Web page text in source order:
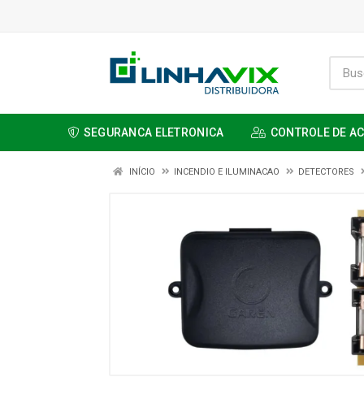
SEGURANCA ELETRONICA CONTROLE DE
INÍCIO INCENDIO E ILUMINACAO DETECTORES